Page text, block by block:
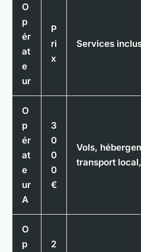
O
p
ér
at
e
ur
P
ri
x
Services
O
p
ér
at
e
ur
A
3
0
0
0
€
Vols,
transport
O
p
2